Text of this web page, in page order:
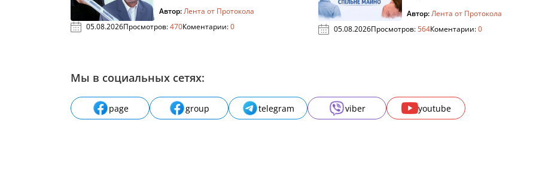
Автор:Лента от Протокола
05.08.2026Просмотров:470Коментарии:0
Автор:Лента от Протокола
05.08.2026Просмотров:564Коментарии:0
Мы в социальных сетях:
page group telegram viber youtube